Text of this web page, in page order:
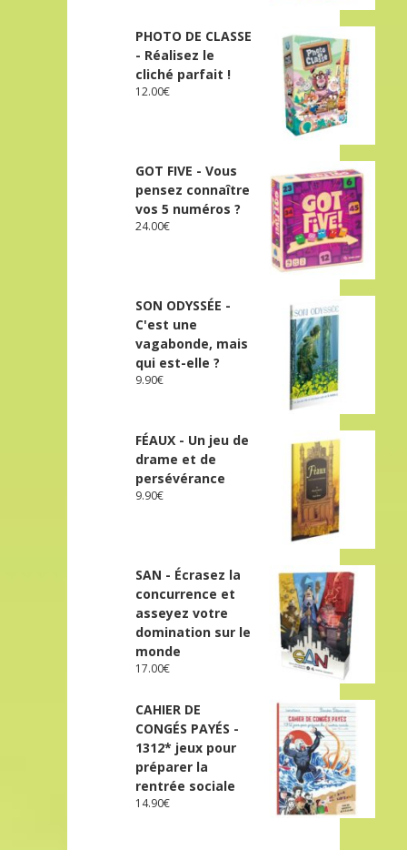
PHOTO DE CLASSE
- Réalisez le
cliché parfait !
12.00€
GOT FIVE - Vous
pensez connaître
vos 5 numéros ?
24.00€
SON ODYSSÉE -
C'est une
vagabonde, mais
qui est-elle ?
9.90€
FÉAUX - Un jeu de
drame et de
persévérance
9.90€
SAN - Écrasez la
concurrence et
asseyez votre
domination sur le
monde
17.00€
CAHIER DE
CONGÉS PAYÉS -
1312* jeux pour
préparer la
rentrée sociale
14.90€